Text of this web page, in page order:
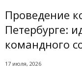
Проведение
Петербурге:
командного
17 июля, 2026